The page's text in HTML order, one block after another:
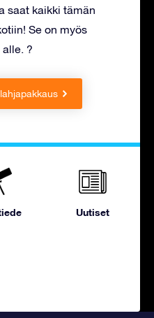
saat kaikki tämän
Se on myös
?
Uutiset